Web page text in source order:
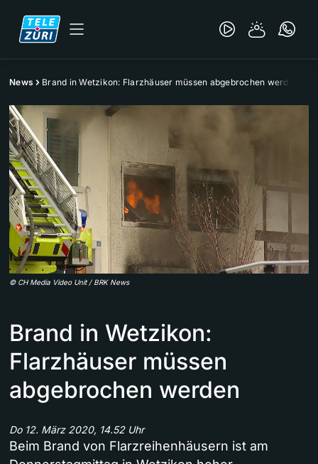
News Brand in Wetzikon: Flarzhäuser müssen abgebrochen werden
© CH Media Video Unit / BRK News
Brand in Wetzikon:
Flarzhäuser müssen
abgebrochen werden
Do 12. März 2020, 14.52 Uhr
Beim Brand von Flarzreihenhäusern ist am